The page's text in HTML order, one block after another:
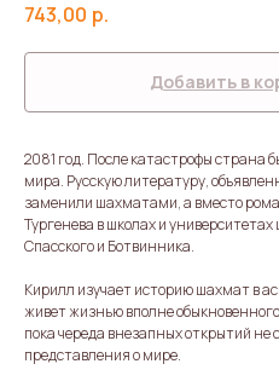
743,00 р.
Добавить в
2081 год. После катастрофы страна
мира. Русскую литературу,
заменили шахматами, а вместо
Тургенева в школах и
Спасского и Ботвинника.
Кирилл изучает историю шахмат в
живет жизнью вполне
пока череда внезапных открытий не
представления о мире.